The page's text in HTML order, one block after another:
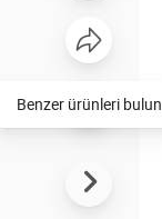
Benzer ürünleri bulun